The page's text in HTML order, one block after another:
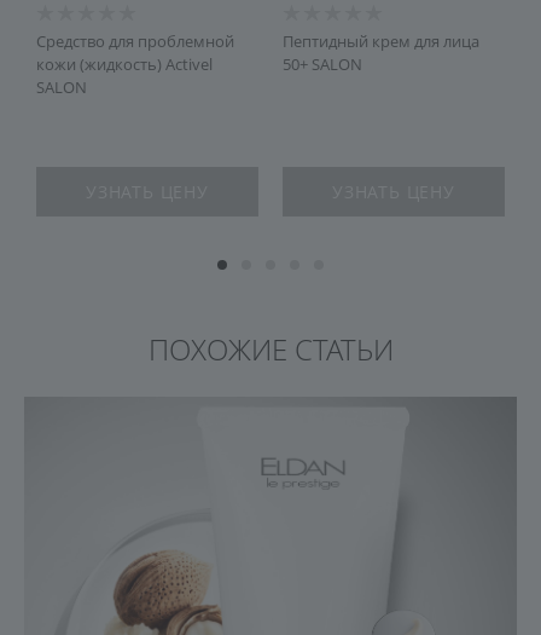
Средство для проблемной
кожи (жидкость) Activel
SALON
Пептидный крем для лица
50+ SALON
ПОХОЖИЕ СТАТЬИ